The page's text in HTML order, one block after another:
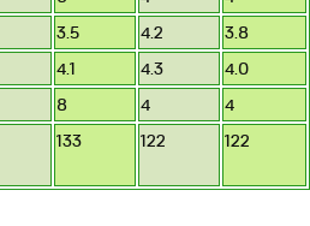
3.5 4.2 3.8
4.1 4.3 4.0
8 4 4
133 122 122